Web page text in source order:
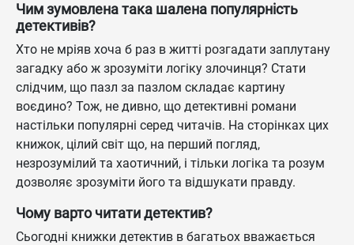
Чим зумовлена така шалена популярність
детективів?
Хто не мріяв хоча б раз в житті розгадати заплутану
загадку або ж зрозуміти логіку злочинця? Стати
слідчим, що пазл за пазлом складає картину
воєдино? Тож, не дивно, що детективні романи
настільки популярні серед читачів. На сторінках цих
книжок, цілий світ що, на перший погляд,
незрозумілий та хаотичний, і тільки логіка та розум
дозволяє зрозуміти його та відшукати правду.
Чому варто читати детектив?
Сьогодні книжки детектив в багатьох вважається